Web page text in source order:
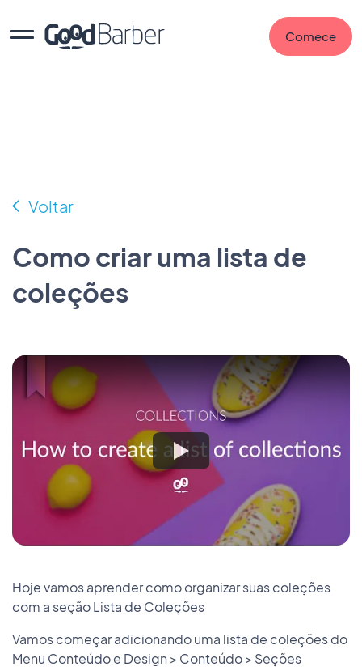
Comece
Voltar
Como criar uma lista de
coleções
Hoje vamos aprender como organizar suas coleções
com a seção Lista de Coleções
Vamos começar adicionando uma lista de coleções do
Menu Conteúdo e Design > Conteúdo > Seções